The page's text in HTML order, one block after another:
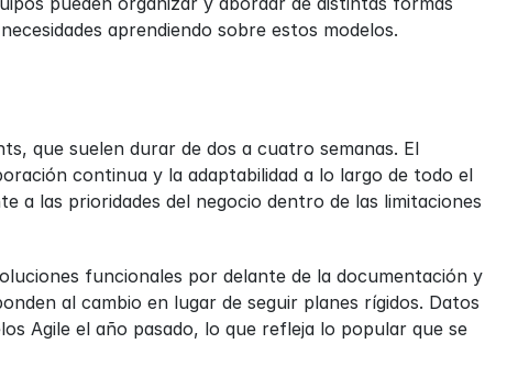
aprendiendo sobre estos modelos.
que suelen durar de dos a cuatro semanas. El
continua y la adaptabilidad a lo largo de todo el
a las prioridades del negocio dentro de las limitaciones
funcionales por delante de la documentación y
al cambio en lugar de seguir planes rígidos. Datos
Agile el año pasado, lo que refleja lo popular que se